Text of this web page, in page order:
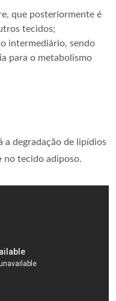
que posteriormente é
tecidos;
intermediário, sendo
para o metabolismo
a degradação de lipídios
no tecido adiposo.